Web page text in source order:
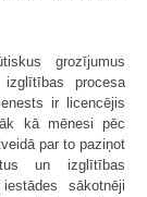
grozījumus
procesa
ir licencējis
kā mēnesi pēc
par to paziņot
un izglītības
sākotnēji